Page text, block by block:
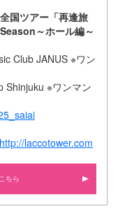
国ツアー「再逢旅
～ホール編～
Club JANUS ※ワン
Shinjuku ※ワンマン
http://laccotower.com
ちら